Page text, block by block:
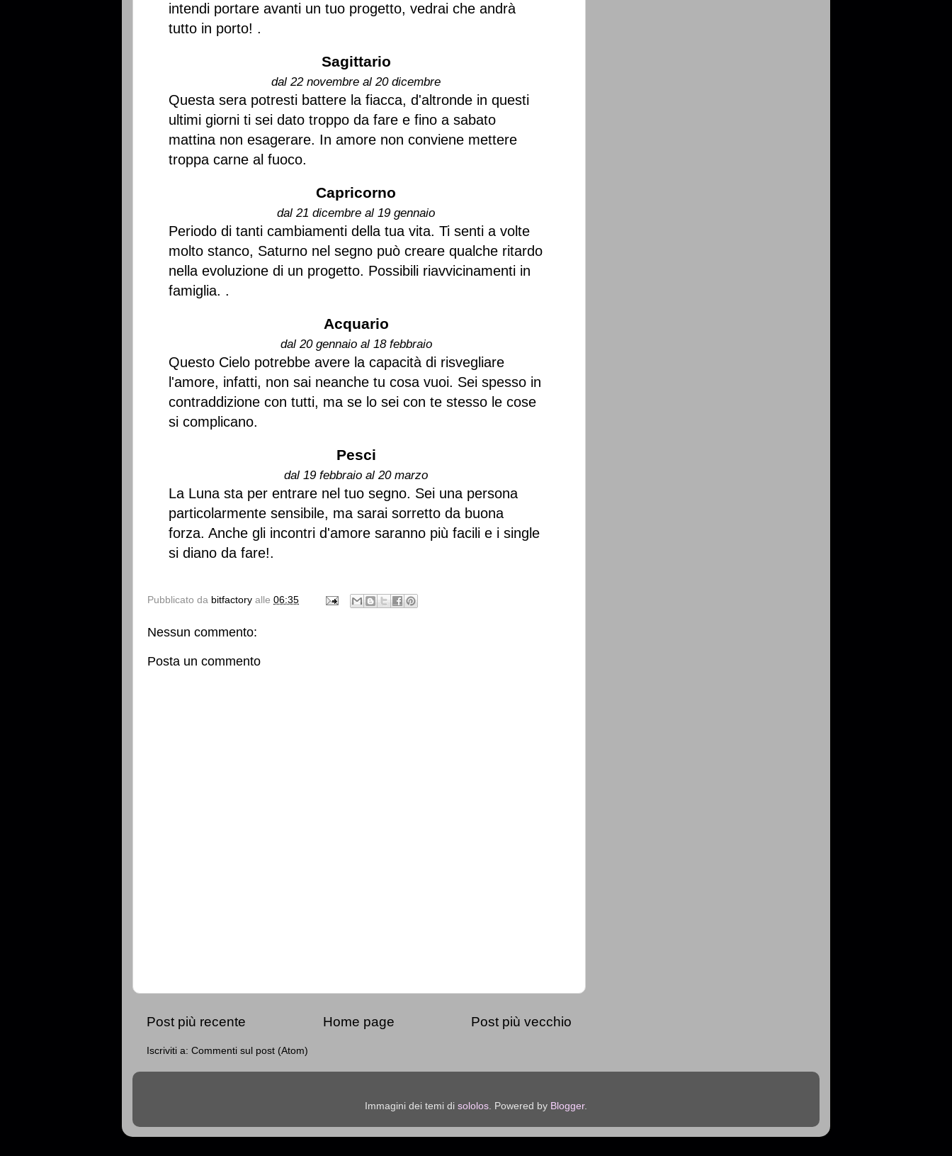
intendi portare avanti un tuo progetto, vedrai che andrà
tutto in porto! .
Sagittario
dal 22 novembre al 20 dicembre
Questa sera potresti battere la fiacca, d'altronde in questi
ultimi giorni ti sei dato troppo da fare e fino a sabato
mattina non esagerare. In amore non conviene mettere
troppa carne al fuoco.
Capricorno
dal 21 dicembre al 19 gennaio
Periodo di tanti cambiamenti della tua vita. Ti senti a volte
molto stanco, Saturno nel segno può creare qualche ritardo
nella evoluzione di un progetto. Possibili riavvicinamenti in
famiglia. .
Acquario
dal 20 gennaio al 18 febbraio
Questo Cielo potrebbe avere la capacità di risvegliare
l'amore, infatti, non sai neanche tu cosa vuoi. Sei spesso in
contraddizione con tutti, ma se lo sei con te stesso le cose
si complicano.
Pesci
dal 19 febbraio al 20 marzo
La Luna sta per entrare nel tuo segno. Sei una persona
particolarmente sensibile, ma sarai sorretto da buona
forza. Anche gli incontri d'amore saranno più facili e i single
si diano da fare!.
Pubblicato da bitfactory alle 06:35
Nessun commento:
Posta un commento
Post più recente Post più vecchio
Home page
Iscriviti a: Commenti sul post (Atom)
Immagini dei temi di sololos . Powered by Blogger.